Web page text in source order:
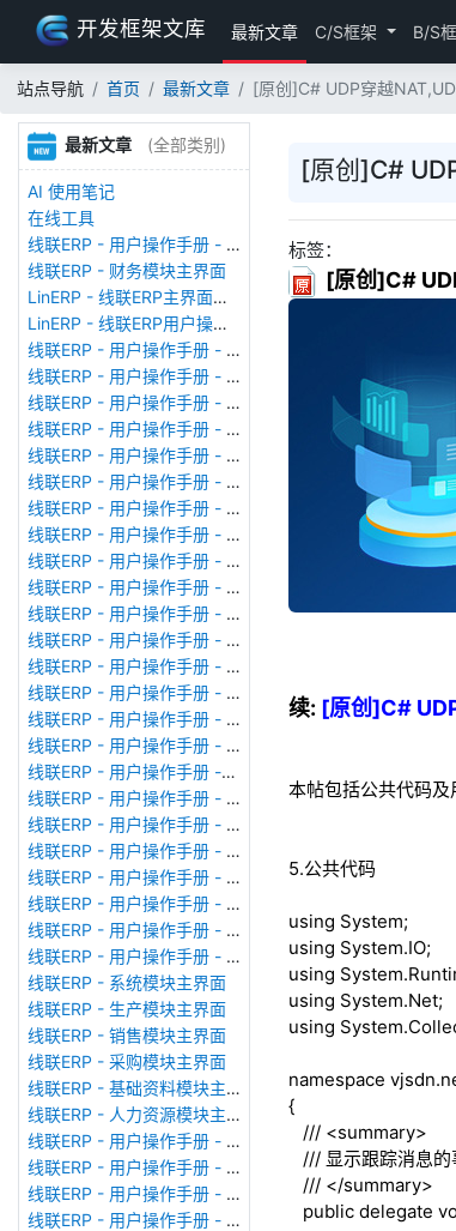
开发框架文库 最新文章 C/S框架 B/S
站点导航 首页 最新文章 [原创]C# UDP穿越
最新文章 (全部类别)
AI 使用笔记
在线工具
线联ERP - 用户操作手册 - 存货期初
线联ERP - 财务模块主界面
LinERP - 线联ERP主界面（HOME）
LinERP - 线联ERP用户操作手册 - 系统登陆
线联ERP - 用户操作手册 - 查看在线用户
线联ERP - 用户操作手册 - 数据备份
线联ERP - 用户操作手册 - 工厂管理
线联ERP - 用户操作手册 - 帐套管理
线联ERP - 用户操作手册 - 语种设置
线联ERP - 用户操作手册 - 国际化多语言
线联ERP - 用户操作手册 - 报表管理
线联ERP - 用户操作手册 - 字段名管理
线联ERP - 用户操作手册 - 模块管理
线联ERP - 用户操作手册 - 广播消息
线联ERP - 用户操作手册 - 审计日志
线联ERP - 用户操作手册 - 公司资料设置
线联ERP - 用户操作手册 - 系统参数设置
线联ERP - 用户操作手册 - 单据类型
线联ERP - 用户操作手册 - 号码规则
线联ERP - 用户操作手册 - 功能菜单
线联ERP - 用户操作手册 -分配临时角色
线联ERP - 用户操作手册 - 组织架构
线联ERP - 用户操作手册 - 用户管理
线联ERP - 用户操作手册 - 角色/岗位管理
线联ERP - 用户操作手册 - 暂估入库明细表
线联ERP - 用户操作手册 - 物料收发明细表
线联ERP - 用户操作手册 - 即时库存余额表
线联ERP - 用户操作手册 - 库存账龄分析表
线联ERP - 系统模块主界面
线联ERP - 生产模块主界面
线联ERP - 销售模块主界面
线联ERP - 采购模块主界面
线联ERP - 基础资料模块主界面
线联ERP - 人力资源模块主界面
线联ERP - 用户操作手册 - 个人考勤报表（横向）
线联ERP - 用户操作手册 - 部门考勤报表
线联ERP - 用户操作手册 - 个人考勤报表
线联ERP - 用户操作手册 - 考勤计算
[原创]C#
标签：
[原创]C#
续: [原创]C#
本帖包括公共代码
5.公共代码
using System;
using System.IO;
using
using System.Net;
using
namespace
{
/// <summary>
/// 显示跟踪消息
/// </summary>
public delegate